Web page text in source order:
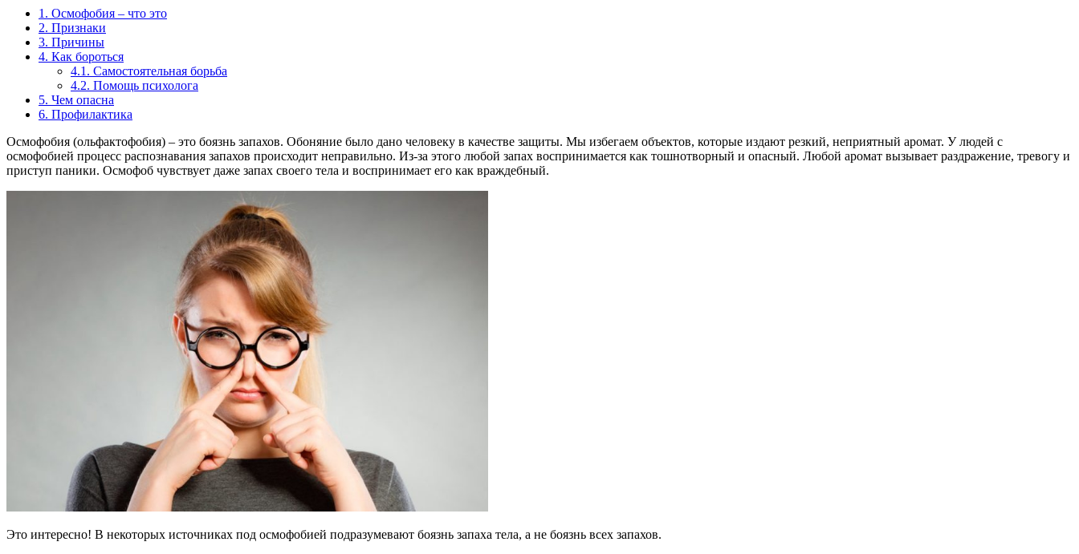
1. Осмофобия – что это
2. Признаки
3. Причины
4. Как бороться
4.1. Самостоятельная борьба
4.2. Помощь психолога
5. Чем опасна
6. Профилактика
Осмофобия (ольфактофобия) – это боязнь запахов. Обоняние было дано человеку в качестве защиты. Мы избегаем объектов, которые издают резкий, неприятный аромат. У людей с
осмофобией процесс распознавания запахов происходит неправильно. Из-за этого любой запах воспринимается как тошнотворный и опасный. Любой аромат вызывает раздражение, тревогу и
приступ паники. Осмофоб чувствует даже запах своего тела и воспринимает его как враждебный.
Это интересно! В некоторых источниках под осмофобией подразумевают боязнь запаха тела, а не боязнь всех запахов.